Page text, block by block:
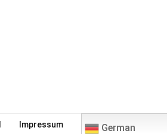
Impressum German